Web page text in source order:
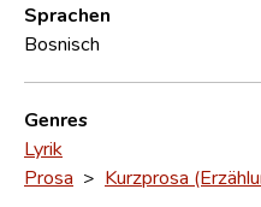
Sprachen
Bosnisch
Genres
Lyrik
Prosa > Kurzprosa